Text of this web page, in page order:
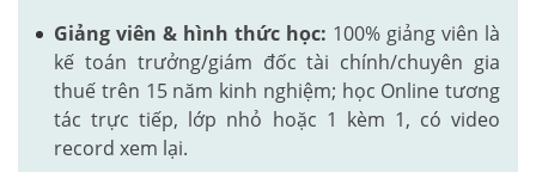
Giảng viên & hình thức học: 100% giảng viên là
kế toán trưởng/giám đốc tài chính/chuyên gia
thuế trên 15 năm kinh nghiệm; học Online tương
tác trực tiếp, lớp nhỏ hoặc 1 kèm 1, có video
record xem lại.